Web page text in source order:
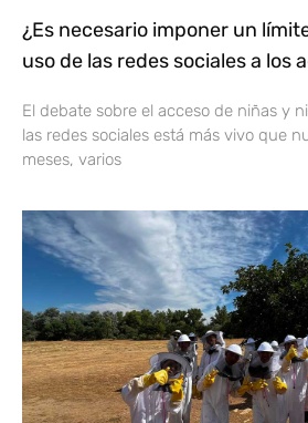
¿Es necesario imponer un
uso de las redes sociales a los
El debate sobre el acceso de niñas y
las redes sociales está más vivo que
meses, varios